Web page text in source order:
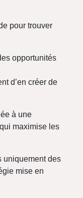
pour trouver
opportunités
d’en créer de
à une
maximise les
uniquement des
mise en